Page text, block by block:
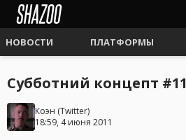
НОВОСТИ ПЛАТФОРМЫ
Субботний концепт #11
Коэн (Twitter)
18:59, 4 июня 2011